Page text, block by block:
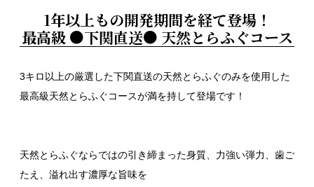
1年以上もの開発期間を経て登場！
最高級 ●下関直送● 天然とらふぐコース
3キロ以上の厳選した下関直送の天然とらふぐのみを使用した
最高級天然とらふぐコースが満を持して登場です！
天然とらふぐならではの引き締まった身質、力強い弾力、歯ご
たえ、溢れ出す濃厚な旨味を